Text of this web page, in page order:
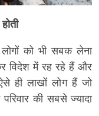
को भी सबक लेना
विदेश में रह रहे हैं और
ही लाखों लोग हैं जो
की सबसे ज्यादा